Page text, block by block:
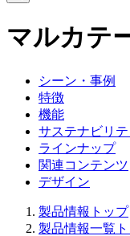
マルカテ
シーン・事例
特徴
機能
サステナビリテ
ラインナップ
関連コンテンツ
デザイン
製品情報トップ
製品情報一覧